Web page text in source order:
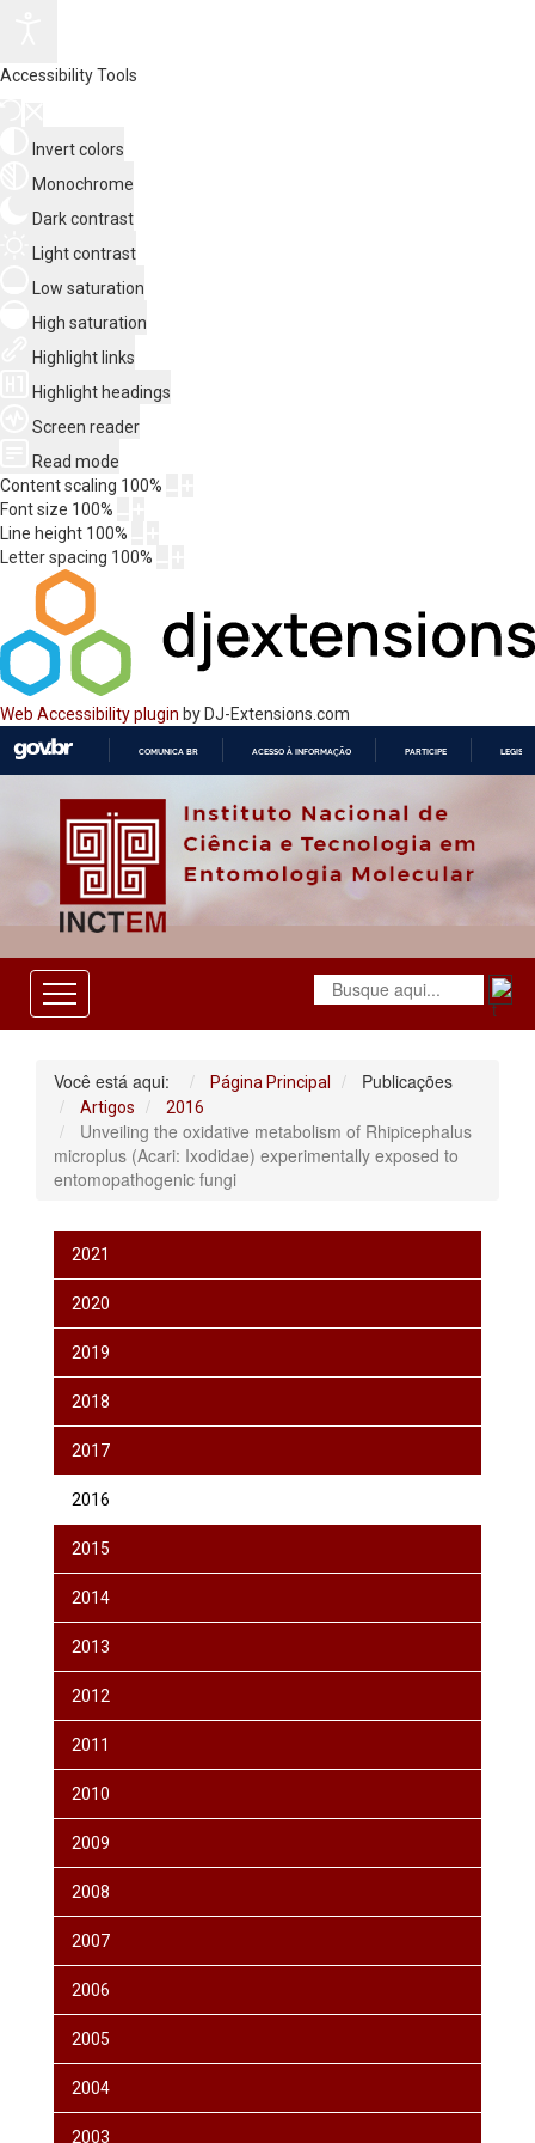
Accessibility Tools
Invert colors
Monochrome
Dark contrast
Light contrast
Low saturation
High saturation
Highlight links
Highlight headings
Screen reader
Read mode
Content scaling 100%
Font size 100%
Line height 100%
Letter spacing 100%
Web Accessibility plugin by DJ-Extensions.com
O
COMUNICA BR ACESSO À INFORMAÇÃO PARTICIPE
Você está aqui: Página Principal Publicações
Artigos 2016
Unveiling the oxidative metabolism of Rhipicephalus
microplus (Acari: Ixodidae) experimentally exposed to
entomopathogenic fungi
2021
2020
2019
2018
2017
2016
2015
2014
2013
2012
2011
2010
2009
2008
2007
2006
2005
2004
2003